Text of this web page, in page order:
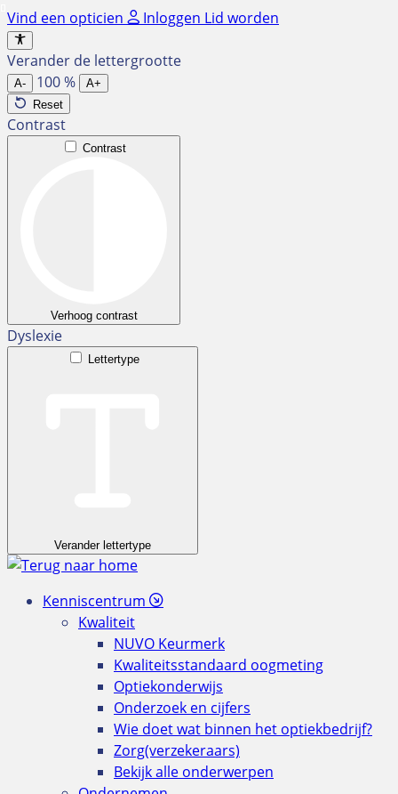
Ga
naar
de
inhoud
Vind een opticien Inloggen Lid worden
Verander de lettergrootte
A- 100%
A+
Reset
Contrast
Contrast
Verhoog contrast
Dyslexie
Lettertype
Verander lettertype
Kenniscentrum
Kwaliteit
NUVO Keurmerk
Kwaliteitsstandaard oogmeting
Optiekonderwijs
Onderzoek en cijfers
Wie doet wat binnen het optiekbedrijf?
Zorg(verzekeraars)
Bekijk alle onderwerpen